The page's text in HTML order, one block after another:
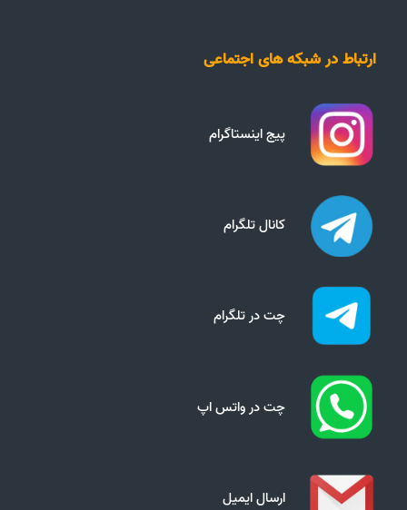
ارتباط در شبکه های اجتماعی
پیج اینستاگرام
کانال تلگرام
چت در تلگرام
چت در واتس اپ
ارسال ایمیل